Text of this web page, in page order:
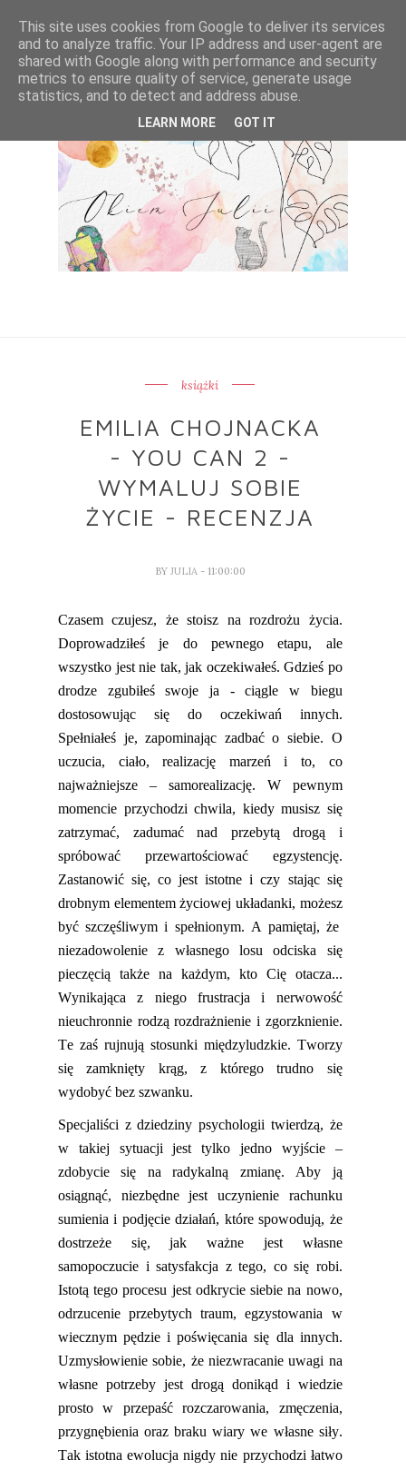
książki
EMILIA CHOJNACKA
- YOU CAN 2 -
WYMALUJ SOBIE
ŻYCIE - RECENZJA
BY JULIA - 11:00:00
Czasem czujesz, że stoisz na rozdrożu życia.
Doprowadziłeś je do pewnego etapu, ale
wszystko jest nie tak, jak oczekiwałeś.Gdzieś po
drodze zgubiłeśswoje ja -ciągle w biegu
dostosowując się do oczekiwań innych.
Spełniałeś je, zapominając zadbać o siebie. O
uczucia, ciało, realizację marzeń i to, co
najważniejsze – samorealizację. W pewnym
momencie przychodzi chwila, kiedymusisz się
zatrzymać, zadumać nad przebytą drogą i
spróbować przewartościować egzystencję.
Zastanowić się, co jestistotne i czy stając się
drobnym elementem życiowej układanki, możesz
być szczęśliwym i spełnionym. A pamiętaj, że
niezadowolenie z własnego losu odciska się
pieczęcią także na każdym, kto Cię otacza...
Wynikająca z niegofrustracja i nerwowość
nieuchronnie rodzą rozdrażnienie i zgorzknienie.
Te zaśrujnują stosunki międzyludzkie. Tworzy
się zamknięty krąg, z którego trudno się
wydobyć bez szwanku.
Specjaliści z dziedziny psychologii twierdzą, że
w takiej sytuacji jest tylko jedno wyjście –
zdobycie się na radykalną zmianę. Aby ją
osiągnąć, niezbędne jest uczynienie rachunku
sumienia i podjęcie działań, które spowodują, że
dostrzeże się, jak ważne jest własne
samopoczucie isatysfakcja z tego, co się robi.
Istotą tego procesu jest odkrycie siebie na nowo,
odrzucenie przebytych traum, egzystowania w
wiecznym pędzie i poświęcania się dla innych.
Uzmysłowienie sobie, że niezwracanie uwagi na
własne potrzeby jest drogą donikąd i wiedzie
prosto w przepaść rozczarowania, zmęczenia,
przygnębieniaoraz braku wiary we własne siły.
Tak istotna ewolucja nigdy nie przychodzi łatwo
This site uses cookies from Google to deliver its services
and to analyze traffic. Your IP address and user-agent are
shared with Google along with performance and security
metrics to ensure quality of service, generate usage
statistics, and to detect and address abuse.
LEARN MORE GOT IT